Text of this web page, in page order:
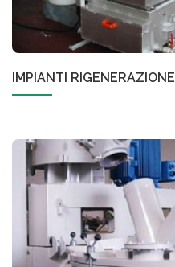
IMPIANTI RIGENERAZIONE